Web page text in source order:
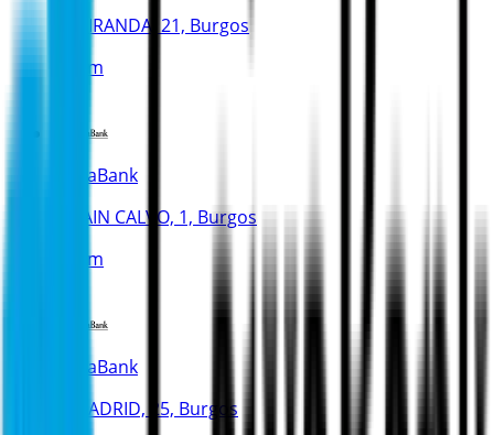
C. MIRANDA, 21, Burgos
305 m
CaixaBank
C. LAIN CALVO, 1, Burgos
310 m
CaixaBank
C. MADRID, 25, Burgos